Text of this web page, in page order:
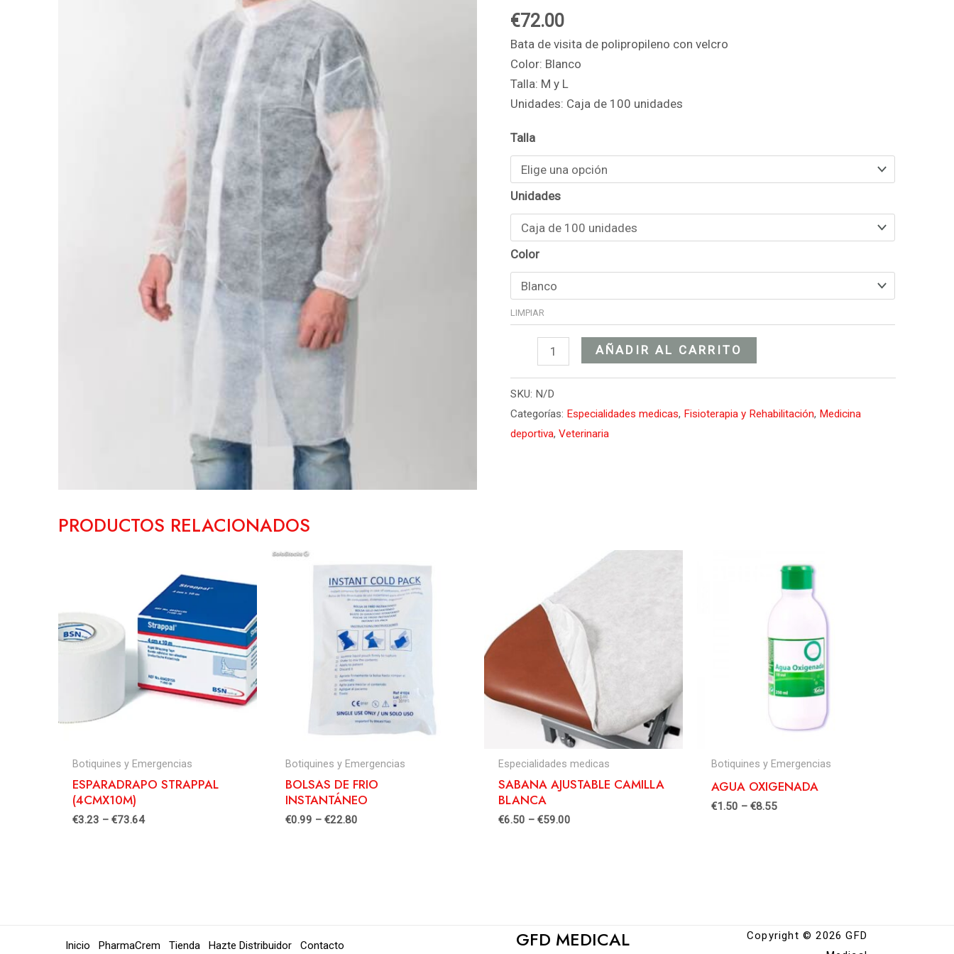
€72.00
Bata de visita de polipropileno con velcro
Color: Blanco
Talla: M y L
Unidades: Caja de 100 unidades
Talla
Unidades
Color
LIMPIAR
de
color
blanco
cantidad
AÑADIR AL CARRITO
SKU: N/D
Categorías: Especialidades medicas, Fisioterapia y Rehabilitación, Medicina
deportiva,Veterinaria
PRODUCTOS RELACIONADOS
Botiquines y Emergencias
ESPARADRAPO STRAPPAL
(4CMX10M)
€3.23 –€73.64
Botiquines y Emergencias
BOLSAS DE FRIO
INSTANTÁNEO
€0.99 –€22.80
Especialidades medicas
SABANA AJUSTABLE CAMILLA
BLANCA
€6.50 –€59.00
Botiquines y Emergencias
AGUA OXIGENADA
€1.50 –€8.55
Inicio PharmaCrem Tienda Hazte Distribuidor Contacto GFD MEDICAL
Copyright © 2026 GFD